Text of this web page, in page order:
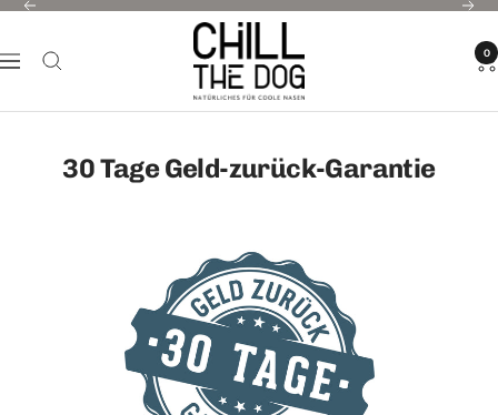
Direkt
Inhalt
Zurück
Navigation
CHILL
THE
DOG®
0
30 Tage Geld-zurück-Garantie